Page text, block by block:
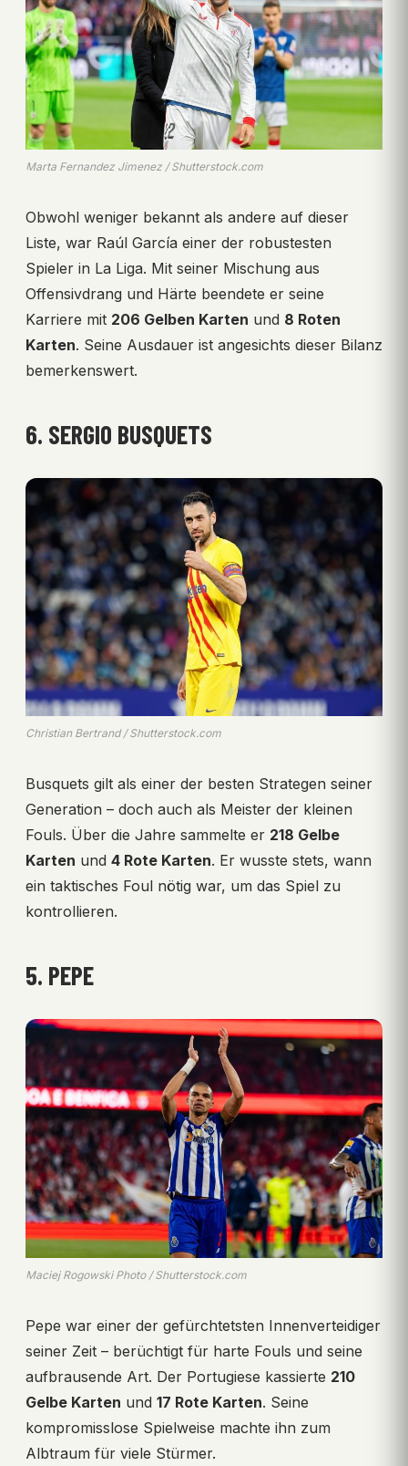
Marta Fernandez Jimenez / Shutterstock.com
Obwohl weniger bekannt als andere auf dieser
Liste, war Raúl García einer der robustesten
Spieler in La Liga. Mit seiner Mischung aus
Offensivdrang und Härte beendete er seine
Karriere mit 206 Gelben Karten und 8 Roten
Karten. Seine Ausdauer ist angesichts dieser Bilanz
bemerkenswert.
6. SERGIO BUSQUETS
Christian Bertrand / Shutterstock.com
Busquets gilt als einer der besten Strategen seiner
Generation – doch auch als Meister der kleinen
Fouls. Über die Jahre sammelte er 218 Gelbe
Karten und 4 Rote Karten. Er wusste stets, wann
ein taktisches Foul nötig war, um das Spiel zu
kontrollieren.
5. PEPE
Maciej Rogowski Photo / Shutterstock.com
Pepe war einer der gefürchtetsten Innenverteidiger
seiner Zeit – berüchtigt für harte Fouls und seine
aufbrausende Art. Der Portugiese kassierte 210
Gelbe Karten und 17 Rote Karten. Seine
kompromisslose Spielweise machte ihn zum
Albtraum für viele Stürmer.